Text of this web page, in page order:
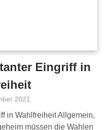
Eingriff in
2021
in Wahlfreiheit Allgemein,
müssen die Wahlen